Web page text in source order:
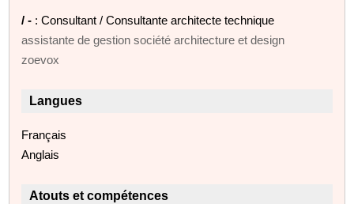
/ - : Consultant / Consultante architecte technique
assistante de gestion société architecture et design
zoevox
Langues
Français
Anglais
Atouts et compétences